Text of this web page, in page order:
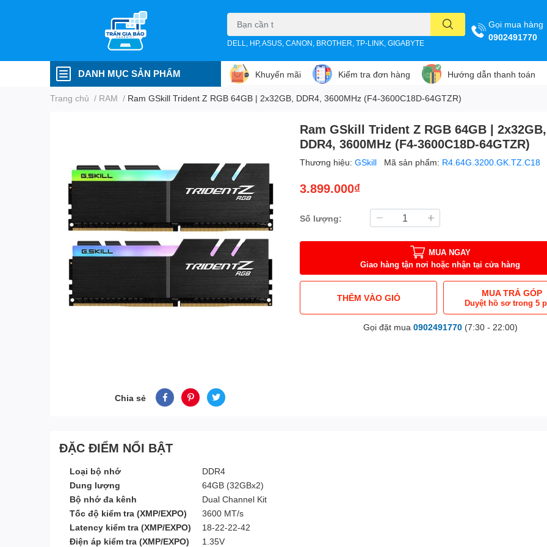
DELL, HP, ASUS, CANON, BROTHER, TP-LINK, GIGABYTE
Gọi mua hàng
0902491770
DANH MỤC SẢN PHẨM Khuyến mãi Kiểm tra đơn hàng Hướng dẫn thanh toán
Trang chủ / RAM / Ram GSkill Trident Z RGB 64GB | 2x32GB, DDR4, 3600MHz (F4-3600C18D-64GTZR)
Chia sẻ
Ram GSkill Trident Z RGB 64GB | 2x32GB,
DDR4, 3600MHz (F4-3600C18D-64GTZR)
Thương hiệu:GSkill Mã sản phẩm: R4.64G.3200.GK.TZ.C18
3.899.000₫
Số lượng:
MUA NGAY
Giao hàng tận nơi hoặc nhận tại cửa hàng
THÊM VÀO GIỎ MUA TRẢ GÓP
Duyệt hồ sơ trong 5
Gọi đặt mua 0902491770(7:30 - 22:00)
ĐẶC ĐIỂM NỔI BẬT
Loại bộ nhớ
DDR4
Dung lượng
64GB (32GBx2)
Bộ nhớ đa kênh
Dual Channel Kit
Tốc độ kiểm tra (XMP/EXPO)
3600 MT/s
Latency kiểm tra (XMP/EXPO)
18-22-22-42
Điện áp kiểm tra (XMP/EXPO)
1.35V